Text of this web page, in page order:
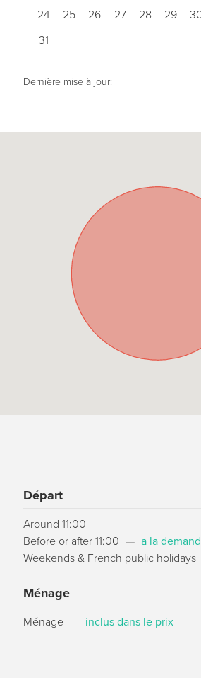
24
25 26 27 28 29
31
Dernière mise à jour:
Départ
Around 11:00
Before or after 11:00 — a la
Weekends & French public holidays
Ménage
Ménage — inclus dans le prix